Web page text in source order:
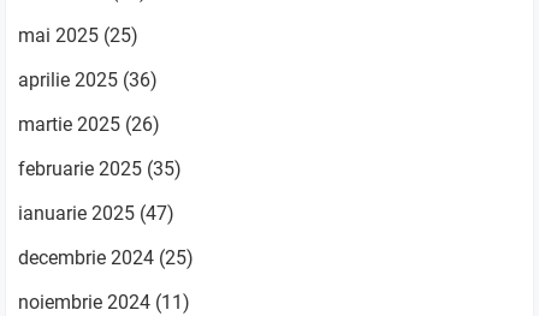
mai 2025 (25)
aprilie 2025 (36)
martie 2025 (26)
februarie 2025 (35)
ianuarie 2025 (47)
decembrie 2024 (25)
noiembrie 2024 (11)